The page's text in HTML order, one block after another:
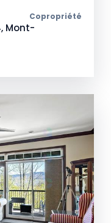
Copropriété
Mont-